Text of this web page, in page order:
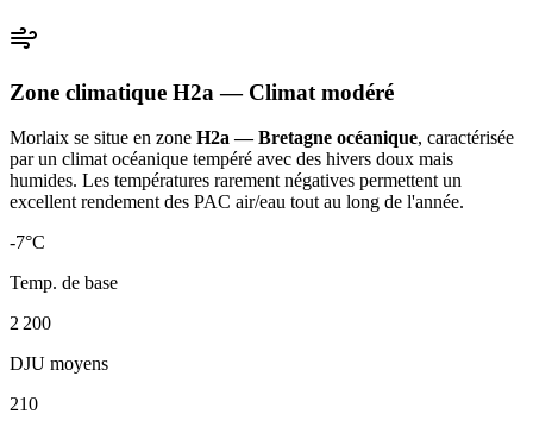
Zone climatique H2a — Climat modéré
Morlaix se situe en zone H2a — Bretagne océanique, caractérisée
par un climat océanique tempéré avec des hivers doux mais
humides. Les températures rarement négatives permettent un
excellent rendement des PAC air/eau tout au long de l'année.
-7°C
Temp. de base
2 200
DJU moyens
210